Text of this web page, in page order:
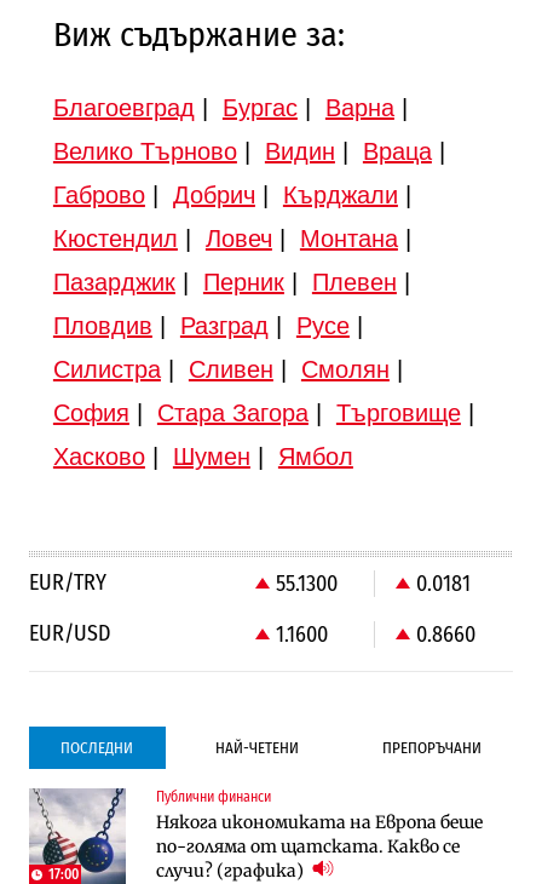
Виж съдържание за:
Благоевград Бургас| Варна|
Велико Търново| Видин Враца|
Габрово| Добрич Кърджали
Кюстендил
Ловеч Монтана|
Пазарджик| Перник| Плевен
Пловдив
Разград Русе|
Силистра| Сливен Смолян
София
Стара Загора| Търговище|
Хасково| Шумен Ямбол
EUR/TRY 55.1300
0.0181
EUR/USD
1.1600 0.8660
ПОСЛЕДНИ НАЙ-ЧЕТЕНИ ПРЕПОРЪЧАНИ
17:00
Публични финанси
Някога икономиката на Европа беше
по-голяма от щатската. Какво се
случи? (графика)
Градоустройство
Столична община избра изпълнител за
преместването на трамвайното
трасе по бул. „Скобелев“
Компании
Vivacom предлага над 150 устройства с
90% отстъпка през август